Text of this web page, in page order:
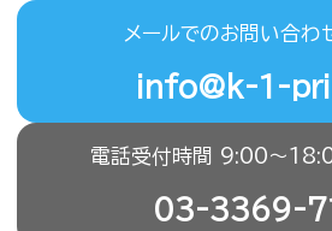
メールでのお問い合わ
info@k-1-
電話受付時間 9:00〜
03-3369-